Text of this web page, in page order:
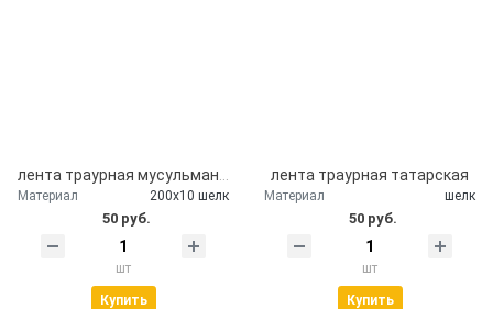
Материал 200х10 шелк
50 руб.
шт
Купить
лента траурная татарская
Материал шелк
50 руб.
шт
Купить